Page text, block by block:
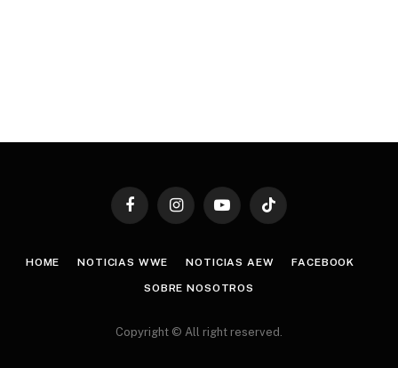
FacebookInstagramYouTubeTikTok
HOME NOTICIAS WWE NOTICIAS AEW FACEBOOK
SOBRE NOSOTROS
Copyright © All right reserved.